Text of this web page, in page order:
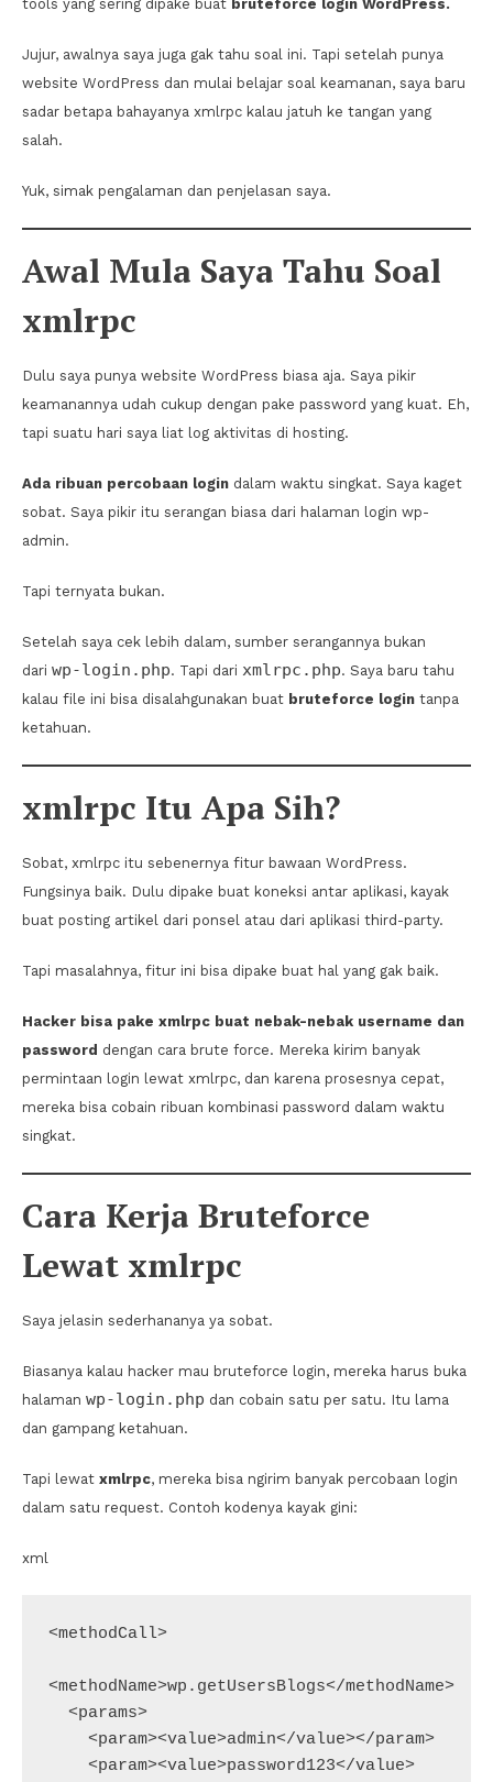
tools yang sering dipake buat bruteforce login WordPress.
Jujur, awalnya saya juga gak tahu soal ini. Tapi setelah punya
website WordPress dan mulai belajar soal keamanan, saya baru
sadar betapa bahayanya xmlrpc kalau jatuh ke tangan yang
salah.
Yuk, simak pengalaman dan penjelasan saya.
Awal Mula Saya Tahu Soal
xmlrpc
Dulu saya punya website WordPress biasa aja. Saya pikir
keamanannya udah cukup dengan pake password yang kuat. Eh,
tapi suatu hari saya liat log aktivitas di hosting.
Ada ribuan percobaan login dalam waktu singkat. Saya kaget
sobat. Saya pikir itu serangan biasa dari halaman login wp-
admin.
Tapi ternyata bukan.
Setelah saya cek lebih dalam, sumber serangannya bukan
dari wp-login.php. Tapi dari xmlrpc.php. Saya baru tahu
kalau file ini bisa disalahgunakan buat bruteforce login tanpa
ketahuan.
xmlrpc Itu Apa Sih?
Sobat, xmlrpc itu sebenernya fitur bawaan WordPress.
Fungsinya baik. Dulu dipake buat koneksi antar aplikasi, kayak
buat posting artikel dari ponsel atau dari aplikasi third-party.
Tapi masalahnya, fitur ini bisa dipake buat hal yang gak baik.
Hacker bisa pake xmlrpc buat nebak-nebak username dan
password dengan cara brute force. Mereka kirim banyak
permintaan login lewat xmlrpc, dan karena prosesnya cepat,
mereka bisa cobain ribuan kombinasi password dalam waktu
singkat.
Cara Kerja Bruteforce
Lewat xmlrpc
Saya jelasin sederhananya ya sobat.
Biasanya kalau hacker mau bruteforce login, mereka harus buka
halaman wp-login.php dan cobain satu per satu. Itu lama
dan gampang ketahuan.
Tapi lewat xmlrpc, mereka bisa ngirim banyak percobaan login
dalam satu request. Contoh kodenya kayak gini:
xml
<methodCall>
<methodName>wp.getUsersBlogs</methodName>